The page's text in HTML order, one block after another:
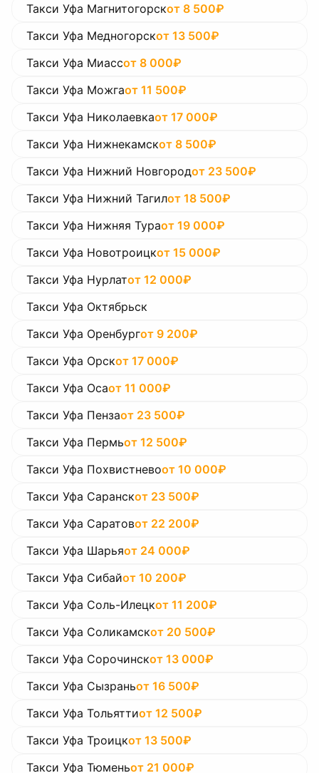
Такси Уфа Магнитогорскот 8 500₽
Такси Уфа Медногорскот 13 500₽
Такси Уфа Миассот 8 000₽
Такси Уфа Можгаот 11 500₽
Такси Уфа Николаевкаот 17 000₽
Такси Уфа Нижнекамскот 8 500₽
Такси Уфа Нижний Новгородот 23 500₽
Такси Уфа Нижний Тагилот 18 500₽
Такси Уфа Нижняя Тураот 19 000₽
Такси Уфа Новотроицкот 15 000₽
Такси Уфа Нурлатот 12 000₽
Такси Уфа Октябрьск
Такси Уфа Оренбургот 9 200₽
Такси Уфа Орскот 17 000₽
Такси Уфа Осаот 11 000₽
Такси Уфа Пензаот 23 500₽
Такси Уфа Пермьот 12 500₽
Такси Уфа Похвистневоот 10 000₽
Такси Уфа Саранскот 23 500₽
Такси Уфа Саратовот 22 200₽
Такси Уфа Шарьяот 24 000₽
Такси Уфа Сибайот 10 200₽
Такси Уфа Соль-Илецкот 11 200₽
Такси Уфа Соликамскот 20 500₽
Такси Уфа Сорочинскот 13 000₽
Такси Уфа Сызраньот 16 500₽
Такси Уфа Тольяттиот 12 500₽
Такси Уфа Троицкот 13 500₽
Такси Уфа Тюменьот 21 000₽